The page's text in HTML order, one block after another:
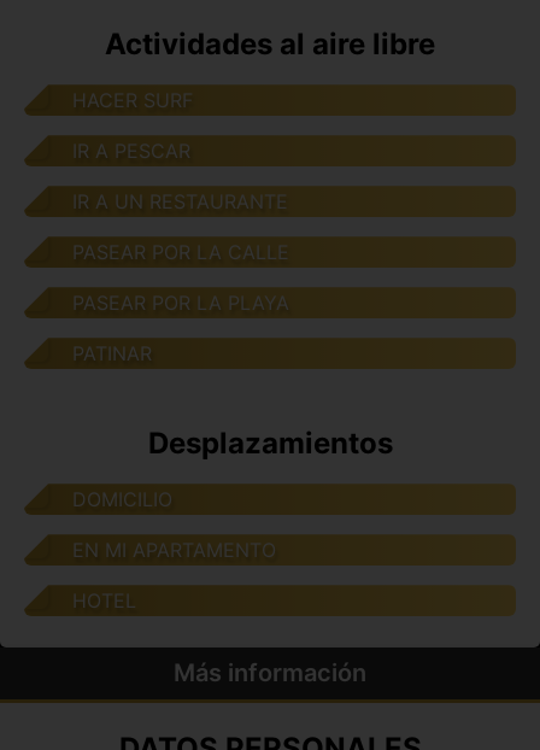
Actividades al aire libre
HACER SURF
IR A PESCAR
IR A UN RESTAURANTE
PASEAR POR LA CALLE
PASEAR POR LA PLAYA
PATINAR
Desplazamientos
DOMICILIO
EN MI APARTAMENTO
HOTEL
Más información